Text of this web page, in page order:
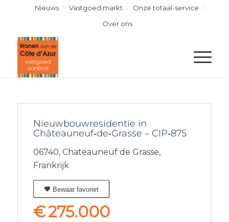
Nieuws Vastgoed markt
Onze totaal-service
Over ons
Nieuwbouwresidentie in
Châteauneuf‑de‑Grasse – CIP‑875
06740, Chateauneuf de Grasse,
Frankrijk
Bewaar favoriet
€275.000